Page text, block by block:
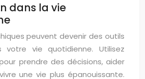
dans la vie
peuvent devenir des outils
votre vie quotidienne. Utilisez
prendre des décisions, aider
une vie plus épanouissante.